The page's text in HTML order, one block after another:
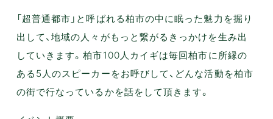
「超普通都市」と呼ばれる柏市の中に眠った魅力を掘り
出して、地域の人々がもっと繋がるきっかけを生み出
していきます。柏市100人カイギは毎回柏市に所縁の
ある5人のスピーカーをお呼びして、どんな活動を柏市
の街で行なっているかを話をして頂きます。